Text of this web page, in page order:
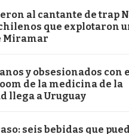
al cantante de trap
chilenos que explotaron
Miramar
y obsesionados con
de la medicina de la
llega a Uruguay
seis bebidas que